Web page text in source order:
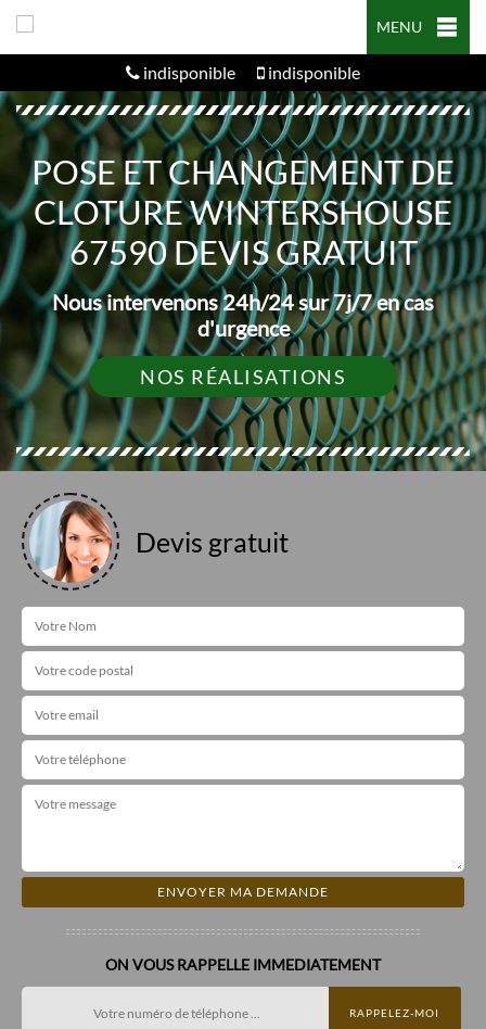
MENU
indisponible indisponible
POSE ET CHANGEMENT DE
CLOTURE WINTERSHOUSE
67590 DEVIS GRATUIT
Nous intervenons 24h/24 sur 7j/7 en cas
d'urgence
NOS RÉALISATIONS
Devis gratuit
ON VOUS RAPPELLE IMMEDIATEMENT